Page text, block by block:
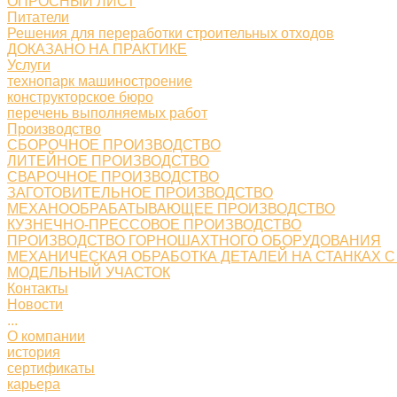
Питатели
Решения для переработки строительных отходов
ДОКАЗАНО НА ПРАКТИКЕ
Услуги
технопарк машиностроение
конструкторское бюро
перечень выполняемых работ
Производство
СБОРОЧНОЕ ПРОИЗВОДСТВО
ЛИТЕЙНОЕ ПРОИЗВОДСТВО
СВАРОЧНОЕ ПРОИЗВОДСТВО
ЗАГОТОВИТЕЛЬНОЕ ПРОИЗВОДСТВО
МЕХАНООБРАБАТЫВАЮЩЕЕ ПРОИЗВОДСТВО
КУЗНЕЧНО-ПРЕССОВОЕ ПРОИЗВОДСТВО
ПРОИЗВОДСТВО ГОРНОШАХТНОГО ОБОРУДОВАНИЯ
МЕХАНИЧЕСКАЯ ОБРАБОТКА ДЕТАЛЕЙ НА СТАНКАХ
МОДЕЛЬНЫЙ УЧАСТОК
Контакты
Новости
...
О компании
история
сертификаты
карьера